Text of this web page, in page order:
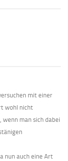
mit einer
wohl nicht
man sich dabei
nun auch eine Art